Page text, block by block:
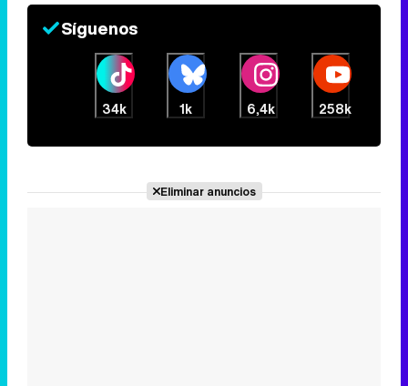
Síguenos
34k 1k 6,4k 258k
Eliminar anuncios